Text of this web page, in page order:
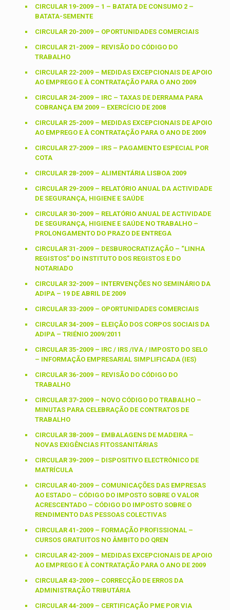
CIRCULAR 19-2009 – 1 – BATATA DE CONSUMO 2 –
BATATA-SEMENTE
CIRCULAR 20-2009 – OPORTUNIDADES COMERCIAIS
CIRCULAR 21-2009 – REVISÃO DO CÓDIGO DO
TRABALHO
CIRCULAR 22-2009 – MEDIDAS EXCEPCIONAIS DE APOIO
AO EMPREGO E À CONTRATAÇÃO PARA O ANO 2009
CIRCULAR 24-2009 – IRC – TAXAS DE DERRAMA PARA
COBRANÇA EM 2009 – EXERCÍCIO DE 2008
CIRCULAR 25-2009 – MEDIDAS EXCEPCIONAIS DE APOIO
AO EMPREGO E À CONTRATAÇÃO PARA O ANO DE 2009
CIRCULAR 27-2009 – IRS – PAGAMENTO ESPECIAL POR
COTA
CIRCULAR 28-2009 – ALIMENTÁRIA LISBOA 2009
CIRCULAR 29-2009 – RELATÓRIO ANUAL DA ACTIVIDADE
DE SEGURANÇA, HIGIENE E SAÚDE
CIRCULAR 30-2009 – RELATÓRIO ANUAL DE ACTIVIDADE
DE SEGURANÇA, HIGIENE E SAÚDE NO TRABALHO –
PROLONGAMENTO DO PRAZO DE ENTREGA
CIRCULAR 31-2009 – DESBUROCRATIZAÇÃO – “LINHA
REGISTOS” DO INSTITUTO DOS REGISTOS E DO
NOTARIADO
CIRCULAR 32-2009 – INTERVENÇÕES NO SEMINÁRIO DA
ADIPA – 19 DE ABRIL DE 2009
CIRCULAR 33-2009 – OPORTUNIDADES COMERCIAIS
CIRCULAR 34-2009 – ELEIÇÃO DOS CORPOS SOCIAIS DA
ADIPA – TRIÉNIO 2009/2011
CIRCULAR 35-2009 – IRC / IRS /IVA / IMPOSTO DO SELO
– INFORMAÇÃO EMPRESARIAL SIMPLIFICADA (IES)
CIRCULAR 36-2009 – REVISÃO DO CÓDIGO DO
TRABALHO
CIRCULAR 37-2009 – NOVO CÓDIGO DO TRABALHO –
MINUTAS PARA CELEBRAÇÃO DE CONTRATOS DE
TRABALHO
CIRCULAR 38-2009 – EMBALAGENS DE MADEIRA –
NOVAS EXIGÊNCIAS FITOSSANITÁRIAS
CIRCULAR 39-2009 – DISPOSITIVO ELECTRÓNICO DE
MATRÍCULA
CIRCULAR 40-2009 – COMUNICAÇÕES DAS EMPRESAS
AO ESTADO – CÓDIGO DO IMPOSTO SOBRE O VALOR
ACRESCENTADO – CÓDIGO DO IMPOSTO SOBRE O
RENDIMENTO DAS PESSOAS COLECTIVAS
CIRCULAR 41-2009 – FORMAÇÃO PROFISSIONAL –
CURSOS GRATUITOS NO ÂMBITO DO QREN
CIRCULAR 42-2009 – MEDIDAS EXCEPCIONAIS DE APOIO
AO EMPREGO E À CONTRATAÇÃO PARA O ANO DE 2009
CIRCULAR 43-2009 – CORRECÇÃO DE ERROS DA
ADMINISTRAÇÃO TRIBUTÁRIA
CIRCULAR 44-2009 – CERTIFICAÇÃO PME POR VIA